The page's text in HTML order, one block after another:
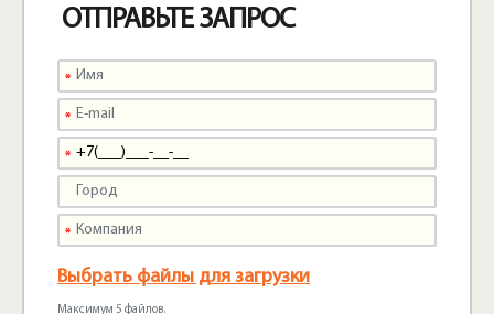
ОТПРАВЬТЕ ЗАПРОС
Выбрать файлы для загрузки
Максимум 5 файлов.